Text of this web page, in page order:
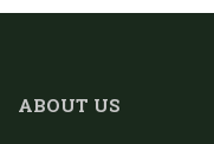
ABOUT US